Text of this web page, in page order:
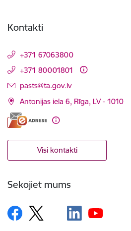
Kontakti
+371 67063800
+371 80001801
E-pasts:
pasts@ta.gov.lv
Antonijas iela 6, Rīga, LV - 1010
Visi kontakti
Sekojiet mums